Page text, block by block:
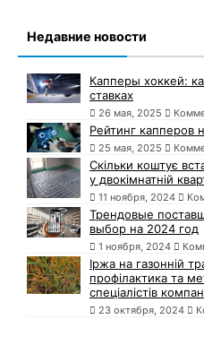
Недавние новости
Капперы хоккей:
ставках
26 мая, 2025
Рейтинг капперов
25 мая, 2025
Скільки коштує
у двокімнатній
11 ноября, 2024
Трендовые
выбор на 2024 год
1 ноября, 2024
Іржа на газонній
профілактика та
спеціалістів
23 октября, 2024